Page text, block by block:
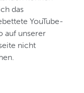
das
YouTube-
auf unserer
nicht